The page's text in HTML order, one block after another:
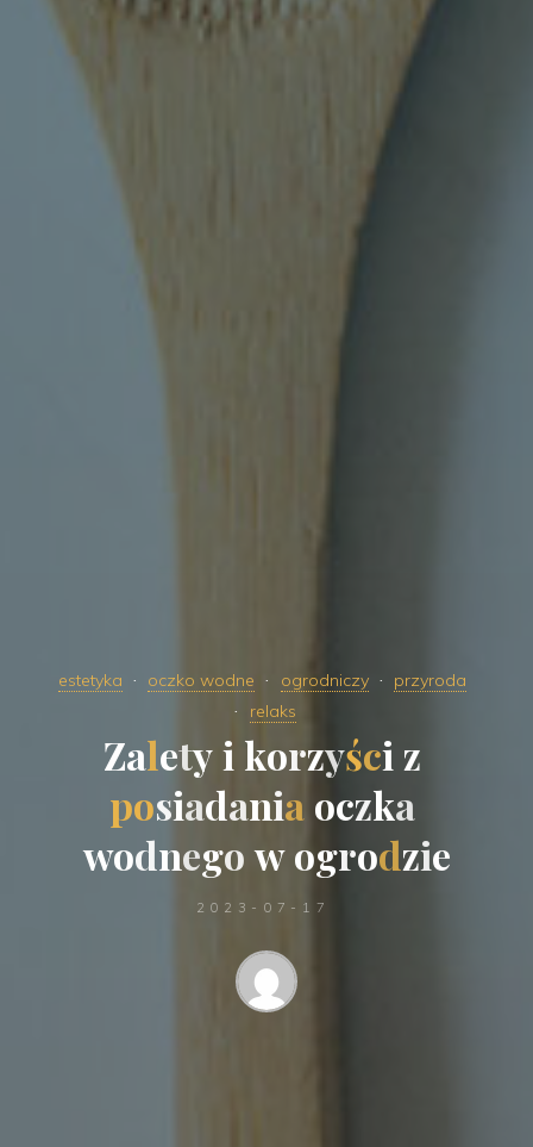
estetyka oczko wodne ogrodniczy
przyroda
relaks
Zaletyi korzyści z
posiadania oczka
wodnegow ogrodzie
2023-07-17